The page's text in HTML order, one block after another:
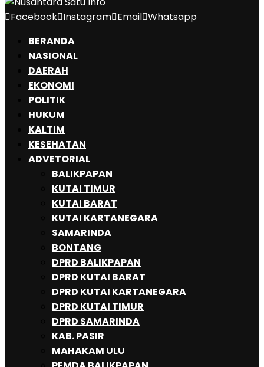
Facebook Instagram Email Whatsapp
BERANDA
NASIONAL
DAERAH
EKONOMI
POLITIK
HUKUM
KALTIM
KESEHATAN
ADVETORIAL
BALIKPAPAN
KUTAI TIMUR
KUTAI BARAT
KUTAI KARTANEGARA
SAMARINDA
BONTANG
DPRD BALIKPAPAN
DPRD KUTAI BARAT
DPRD KUTAI KARTANEGARA
DPRD KUTAI TIMUR
DPRD SAMARINDA
KAB. PASIR
MAHAKAM ULU